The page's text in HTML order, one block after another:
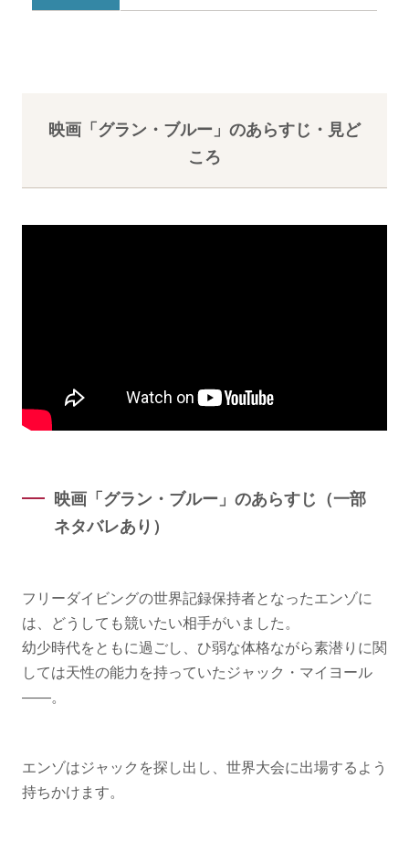
映画「グラン・ブルー」のあらすじ・見ど
ころ
映画「グラン・ブルー」のあらすじ（一部
ネタバレあり）
フリーダイビングの世界記録保持者となったエンゾに
は、どうしても競いたい相手がいました。
幼少時代をともに過ごし、ひ弱な体格ながら素潜りに関
しては天性の能力を持っていたジャック・マイヨール
——。
エンゾはジャックを探し出し、世界大会に出場するよう
持ちかけます。